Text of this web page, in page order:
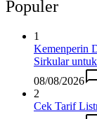
Populer
1
Kemenperin
Sirkular
08/08/2026
2
Cek Tarif